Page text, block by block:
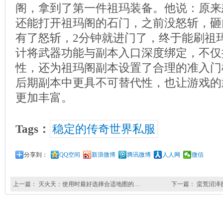
阁，拿到了第一件祖玛装备。他说：原
还能打开祖玛阁的石门，之前没怒斩，
有了怒斩，2分钟就进门了，终于能刷祖
计将武器功能与副本入口深度绑定，不
性，还为祖玛阁副本设置了合理的准入
后期副本中更具不可替代性，也让游戏
更加丰富。
Tags： 稳定的传奇世界私服
分享到： QQ空间 新浪微博 腾讯微博 人人网 微信
上一篇： 灭火天：使用时最好选择合适地图的… 下一篇： 蛮荒沼泽